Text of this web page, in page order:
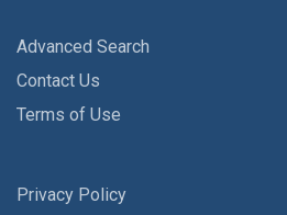
Advanced Search
Contact Us
Terms of Use
Privacy Policy